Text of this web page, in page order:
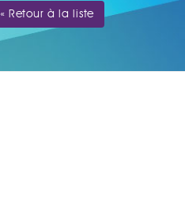
« Retour à la liste